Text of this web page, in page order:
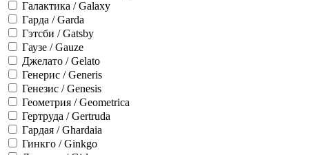
Галактика / Galaxy
Гарда / Garda
Гэтсби / Gatsby
Гаузе / Gauze
Джелато / Gelato
Генерис / Generis
Генезис / Genesis
Геометрия / Geometrica
Гертруда / Gertruda
Гардая / Ghardaia
Гинкго / Ginkgo